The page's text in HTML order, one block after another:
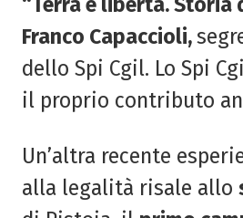
Franco Capaccioli,
dello Spi Cgil. Lo Spi
il proprio contributo
Un’altra recente
alla legalità risale allo